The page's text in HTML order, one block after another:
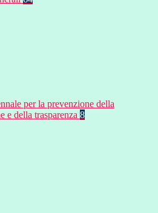
per la prevenzione della
e della trasparenza 8